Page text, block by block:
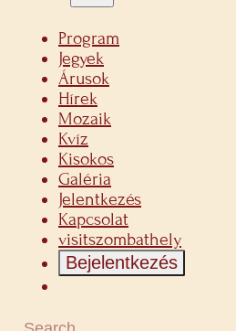
Program
Jegyek
Árusok
Hírek
Mozaik
Kvíz
Kisokos
Galéria
Jelentkezés
Kapcsolat
visitszombathely
Bejelentkezés